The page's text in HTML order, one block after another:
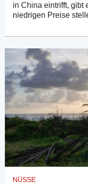
in China eintrifft, gibt
niedrigen Preise
NÜSSE